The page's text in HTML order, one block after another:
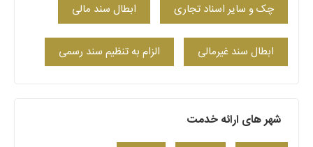
چک و سایر اسناد تجاری ابطال سند مالی
ابطال سند غیرمالی الزام به تنظیم سند رسمی
شهر های ارائه خدمت